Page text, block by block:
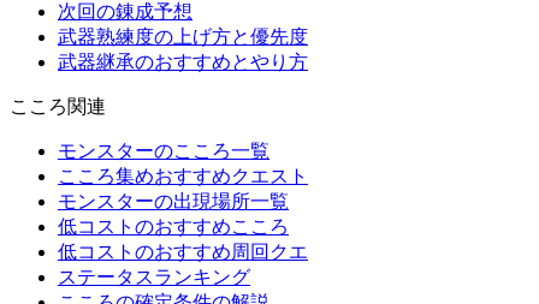
次回の錬成予想
武器熟練度の上げ方と優先度
武器継承のおすすめとやり方
こころ関連
モンスターのこころ一覧
こころ集めおすすめクエスト
モンスターの出現場所一覧
低コストのおすすめこころ
低コストのおすすめ周回クエ
ステータスランキング